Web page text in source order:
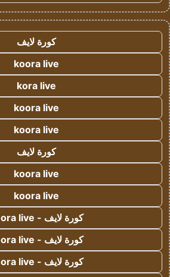
كورة لايف
koora live
kora live
koora live
koora live
كورة لايف
koora live
koora live
كورة لايف - koora live
كورة لايف - koora live
كورة لايف - koora live